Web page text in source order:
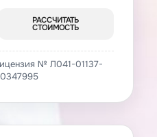
РАССЧИТАТЬ
СТОИМОСТЬ
№ Л041-01137-